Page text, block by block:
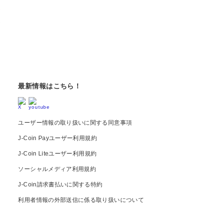
最新情報はこちら！
ユーザー情報の取り扱いに関する同意事項
J-Coin Payユーザー利用規約
J-Coin Liteユーザー利用規約
ソーシャルメディア利用規約
J-Coin請求書払いに関する特約
利用者情報の外部送信に係る取り扱いについて